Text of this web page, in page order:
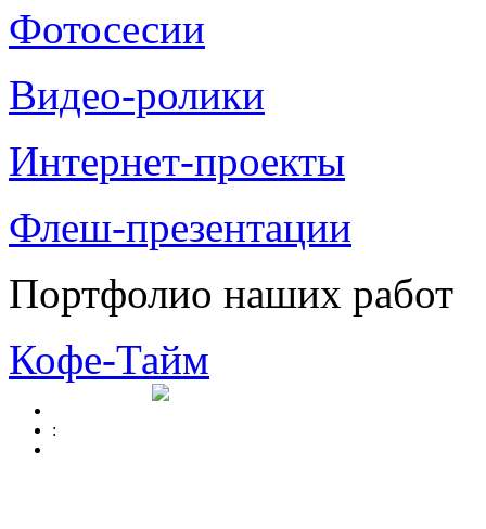
Фотосесии
Видео-ролики
Интернет-проекты
Флеш-презентации
Портфолио наших работ
Кофе-Тайм
: